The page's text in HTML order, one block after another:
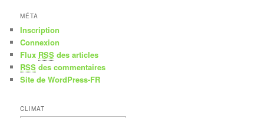
MÉTA
Inscription
Connexion
Flux RSS des articles
RSS des commentaires
Site de WordPress-FR
CLIMAT